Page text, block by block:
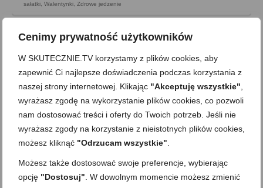
Cenimy prywatność użytkowników
W SKUTECZNIE.TV korzystamy z plików cookies, aby
zapewnić Ci najlepsze doświadczenia podczas korzystania z
naszej strony internetowej. Klikając "Akceptuję wszystkie"
wyrażasz zgodę na wykorzystanie plików cookies, co pozwoli
nam dostosować treści i oferty do Twoich potrzeb. Jeśli nie
wyrażasz zgody na korzystanie z nieistotnych plików cookies,
możesz kliknąć "Odrzucam wszystkie"
Możesz także dostosować swoje preferencje, wybierając
opcję "Dostosuj" . W dowolnym momencie możesz zmienić
sałatki, Walentynki, Zdrowe jedzenie